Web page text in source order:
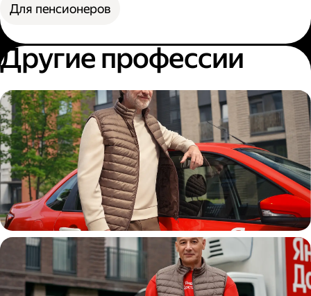
Для пенсионеров
Другие профессии
Автокурьер